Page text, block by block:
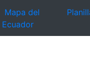
Mapa del
Ecuador